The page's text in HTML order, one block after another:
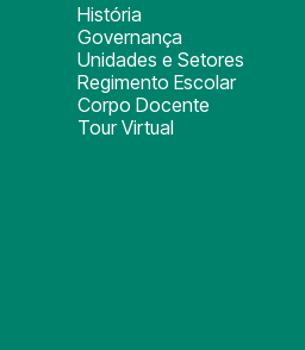
História
Governança
Unidades e Setores
Regimento Escolar
Corpo Docente
Tour Virtual